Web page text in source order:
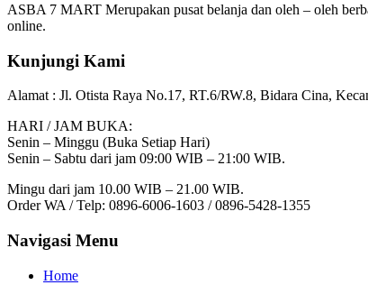
ASBA 7 MART Merupakan pusat belanja dan oleh – oleh
online.
Kunjungi Kami
Alamat : Jl. Otista Raya No.17, RT.6/RW.8, Bidara Cina,
HARI / JAM BUKA:
Senin – Minggu (Buka Setiap Hari)
Senin – Sabtu dari jam 09:00 WIB – 21:00 WIB.
Mingu dari jam 10.00 WIB – 21.00 WIB.
Order WA / Telp: 0896-6006-1603 / 0896-5428-1355
Navigasi Menu
Home